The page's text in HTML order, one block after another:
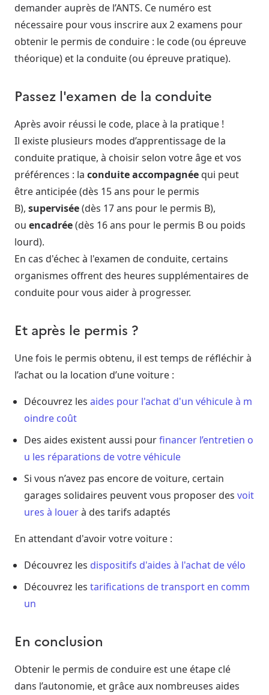
demander auprès de l’ANTS. Ce numéro est
nécessaire pour vous inscrire aux 2 examens pour
obtenir le permis de conduire : le code (ou épreuve
théorique) et la conduite (ou épreuve pratique).
Passez l'examen de la conduite
Après avoir réussi le code, place à la pratique !
Il existe plusieurs modes d’apprentissage de la
conduite pratique, à choisir selon votre âge et vos
préférences : la conduite accompagnée qui peut
être anticipée (dès 15 ans pour le permis
B), supervisée(dès 17 ans pour le permis B),
ou encadrée(dès 16 ans pour le permis B ou poids
lourd).
En cas d'échec à l'examen de conduite, certains
organismes offrent des heures supplémentaires de
conduite pour vous aider à progresser.
Et après le permis ?
Une fois le permis obtenu, il est temps de réfléchir à
l’achat ou la location d’une voiture :
Découvrez les aides pour l'achat d'un véhicule à m
oindre coût
Des aides existent aussi pourfinancer l’entretien o
u les réparations de votre véhicule
Si vous n’avez pas encore de voiture, certain
garages solidaires peuvent vous proposer des voit
ures à louerà des tarifs adaptés
En attendant d'avoir votre voiture :
Découvrez les dispositifs d'aides à l'achat de vélo
Découvrez les tarifications de transport en comm
un
En conclusion
Obtenir le permis de conduire est une étape clé
dans l’autonomie, et grâce aux nombreuses aides